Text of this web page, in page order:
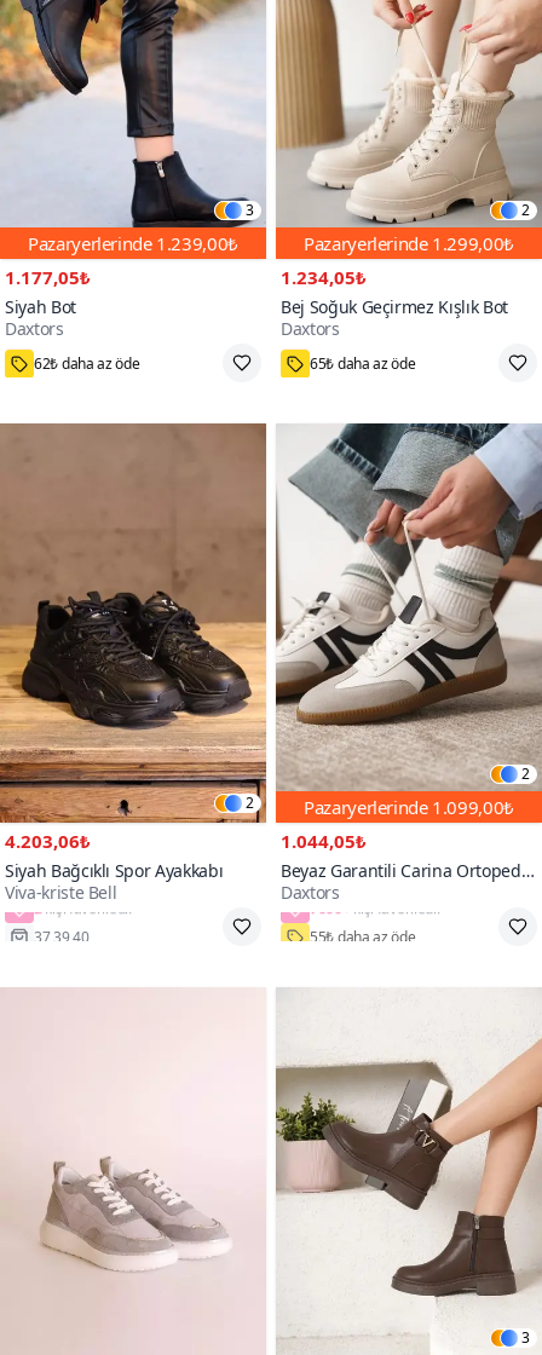
3
Pazaryerlerinde 1.239,00₺
1.177,05₺
Siyah Bot
Daxtors
27000+
62₺ daha az öde
2
Pazaryerlerinde 1.299,00₺
1.234,05₺
Bej Soğuk Geçirmez Kışlık Bot
Daxtors
4000+
65₺ daha az öde
2
4.203,06₺
Siyah Bağcıklı Spor Ayakkabı
Viva-kriste Bell
2
2
Pazaryerlerinde 1.099,00₺
1.044,05₺
Beyaz Garantili Carina Ortopedik
Sneaker Spor Ayakkabı
Daxtors
7000+
55₺ daha az öde
3